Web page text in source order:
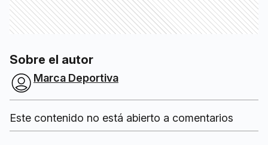
Sobre el autor
Marca Deportiva
Este contenido no está abierto a comentarios